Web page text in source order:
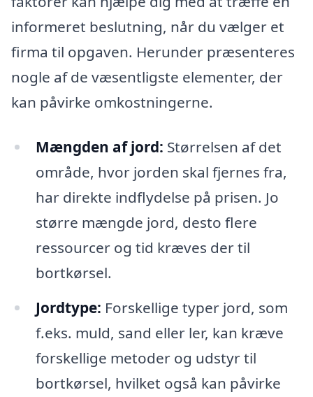
informeret beslutning, når du vælger et
firma til opgaven. Herunder præsenteres
nogle af de væsentligste elementer, der
kan påvirke omkostningerne.
Mængden af jord: Størrelsen af det
område, hvor jorden skal fjernes fra,
har direkte indflydelse på prisen. Jo
større mængde jord, desto flere
ressourcer og tid kræves der til
bortkørsel.
Jordtype: Forskellige typer jord, som
f.eks. muld, sand eller ler, kan kræve
forskellige metoder og udstyr til
bortkørsel, hvilket også kan påvirke